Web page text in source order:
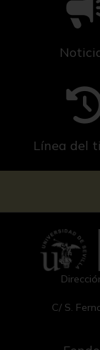
Línea del
C/ S.